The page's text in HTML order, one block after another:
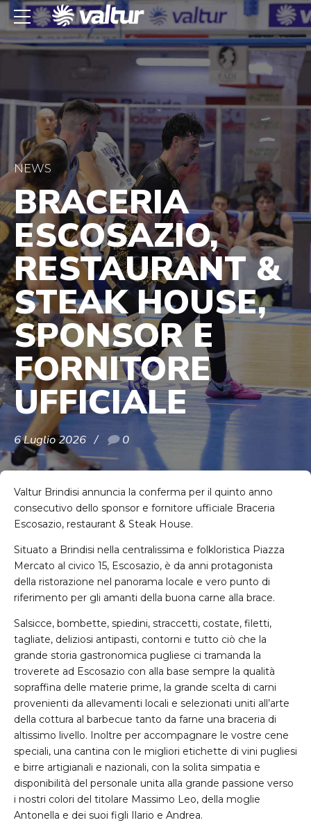
NEWS
BRACERIA
ESCOSAZIO,
RESTAURANT &
STEAK HOUSE,
SPONSOR E
FORNITORE
UFFICIALE
6 Luglio 2026 0
Valtur Brindisi annuncia la conferma per il quinto anno
consecutivo dello sponsor e fornitore ufficiale Braceria
Escosazio, restaurant & Steak House.
Situato a Brindisi nella centralissima e folkloristica Piazza
Mercato al civico 15, Escosazio, è da anni protagonista
della ristorazione nel panorama locale e vero punto di
riferimento per gli amanti della buona carne alla brace.
Salsicce, bombette, spiedini, straccetti, costate, filetti,
tagliate, deliziosi antipasti, contorni e tutto ciò che la
grande storia gastronomica pugliese ci tramanda la
troverete ad Escosazio con alla base sempre la qualità
sopraffina delle materie prime, la grande scelta di carni
provenienti da allevamenti locali e selezionati uniti all’arte
della cottura al barbecue tanto da farne una braceria di
altissimo livello. Inoltre per accompagnare le vostre cene
speciali, una cantina con le migliori etichette di vini pugliesi
e birre artigianali e nazionali, con la solita simpatia e
disponibilità del personale unita alla grande passione verso
i nostri colori del titolare Massimo Leo, della moglie
Antonella e dei suoi figli Ilario e Andrea.